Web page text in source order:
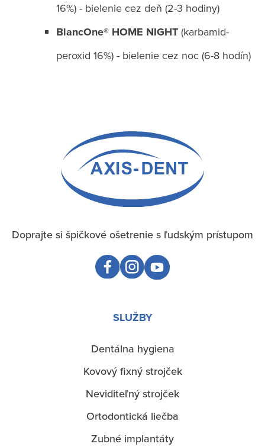
16%) - bielenie cez deň (2-3 hodiny)
BlancOne® HOME NIGHT (karbamid-
peroxid 16%) - bielenie cez noc (6-8 hodín)
Doprajte si špičkové ošetrenie s ľudským prístupom
SLUŽBY
Dentálna hygiena
Kovový fixný strojček
Neviditeľný strojček
Ortodontická liečba
Zubné implantáty